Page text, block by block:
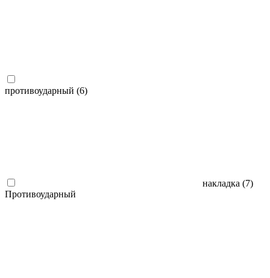
противоударный (6)
накладка (7)
Противоударный